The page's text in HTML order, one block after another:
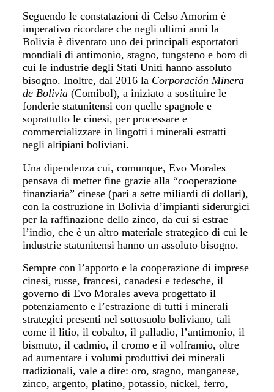
Seguendo le constatazioni di Celso Amorim è
imperativo ricordare che negli ultimi anni la
Bolivia è diventato uno dei principali esportatori
mondiali di antimonio, stagno, tungsteno e boro di
cui le industrie degli Stati Uniti hanno assoluto
bisogno. Inoltre, dal 2016 la Corporación Minera
de Bolivia (Comibol), a iniziato a sostituire le
fonderie statunitensi con quelle spagnole e
soprattutto le cinesi, per processare e
commercializzare in lingotti i minerali estratti
negli altipiani boliviani.
Una dipendenza cui, comunque, Evo Morales
pensava di metter fine grazie alla “cooperazione
finanziaria” cinese (pari a sette miliardi di dollari),
con la costruzione in Bolivia d’impianti siderurgici
per la raffinazione dello zinco, da cui si estrae
l’indio, che è un altro materiale strategico di cui le
industrie statunitensi hanno un assoluto bisogno.
Sempre con l’apporto e la cooperazione di imprese
cinesi, russe, francesi, canadesi e tedesche, il
governo di Evo Morales aveva progettato il
potenziamento e l’estrazione di tutti i minerali
strategici presenti nel sottosuolo boliviano, tali
come il litio, il cobalto, il palladio, l’antimonio, il
bismuto, il cadmio, il cromo e il volframio, oltre
ad aumentare i volumi produttivi dei minerali
tradizionali, vale a dire: oro, stagno, manganese,
zinco, argento, platino, potassio, nickel, ferro,